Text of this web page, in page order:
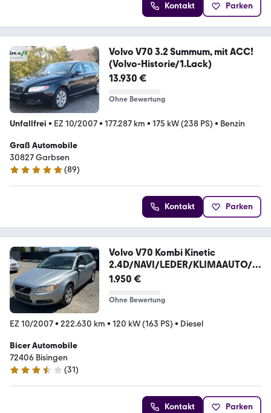
Kontakt Parken
Volvo V70 3.2 Summum, mit ACC!
(Volvo-Historie/1.Lack)
13.930 €
Ohne Bewertung
Unfallfrei • EZ 10/2007• 177.287 km • 175 kW (238 PS) • Benzin
Graß Automobile
30827 Garbsen
5 Sterne
(89)
Kontakt Parken
Volvo V70 Kombi Kinetic
2.4D/NAVI/LEDER/KLIMAAUTO/E
U4/
1.950 €
Ohne Bewertung
EZ 10/2007• 222.630 km • 120 kW (163 PS) • Diesel
Bicer Automobile
72406 Bisingen
3.5 Sterne
(31)
Kontakt Parken